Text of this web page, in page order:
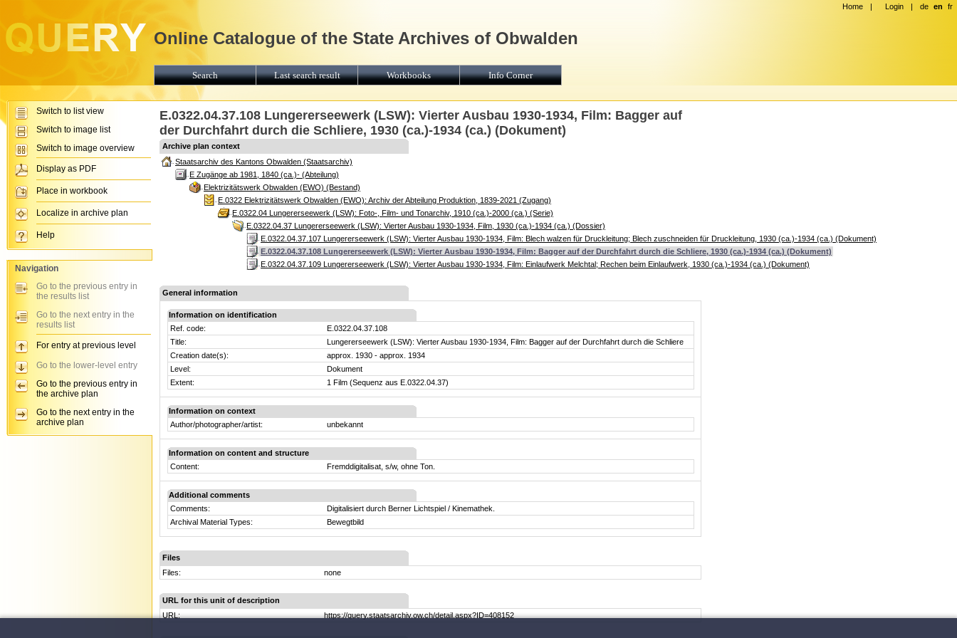
E.0322.04.37.108 Lungererseewerk (LSW): Vierter Ausbau 1930-1934, Film: Bagger auf
der Durchfahrt durch die Schliere, 1930 (ca.)-1934 (ca.) (Dokument)
Archive plan context
Staatsarchiv des Kantons Obwalden (Staatsarchiv)
E Zugänge ab 1981, 1840 (ca.)- (Abteilung)
Elektrizitätswerk Obwalden (EWO) (Bestand)
E.0322 Elektrizitätswerk Obwalden (EWO): Archiv der Abteilung Produktion, 1839-2021 (Zugang)
E.0322.04 Lungererseewerk (LSW): Foto-, Film- und Tonarchiv, 1910 (ca.)-2000 (ca.) (Serie)
E.0322.04.37 Lungererseewerk (LSW): Vierter Ausbau 1930-1934, Film, 1930 (ca.)-1934 (ca.) (Dossier)
E.0322.04.37.107 Lungererseewerk (LSW): Vierter Ausbau 1930-1934, Film: Blech walzen für Druckleitung; Blech zuschneiden für Druckleitung, 1930 (ca.)-1934 (ca.) (Dokument)
E.0322.04.37.108 Lungererseewerk (LSW): Vierter Ausbau 1930-1934, Film: Bagger auf der Durchfahrt durch die Schliere, 1930 (ca.)-1934 (ca.) (Dokument)
E.0322.04.37.109 Lungererseewerk (LSW): Vierter Ausbau 1930-1934, Film: Einlaufwerk Melchtal; Rechen beim Einlaufwerk, 1930 (ca.)-1934 (ca.) (Dokument)
General information
Information on identification
Ref. code:
E.0322.04.37.108
Title:
Lungererseewerk (LSW): Vierter Ausbau 1930-1934, Film: Bagger auf der Durchfahrt durch die Schliere
Creation date(s):
approx. 1930 - approx. 1934
Level:
Dokument
Extent:
1 Film (Sequenz aus E.0322.04.37)
Information on context
Author/photographer/artist:
unbekannt
Information on content and structure
Content:
Fremddigitalisat, s/w, ohne Ton.
Additional comments
Comments:
Digitalisiert durch Berner Lichtspiel / Kinemathek.
Archival Material Types:
Bewegtbild
Files
Files:
none
URL for this unit of description
URL:
https://query.staatsarchiv.ow.ch/detail.aspx?ID=408152
Home | Login | de en fr
Online Catalogue of the State Archives of Obwalden
Search Last search result Workbooks Info Corner
Switch to list view
Switch to image list
Switch to image overview
Display as PDF
Place in workbook
Localize in archive plan
Help
Navigation
Go to the previous entry in
the results list
Go to the next entry in the
results list
For entry at previous level
Go to the lower-level entry
Go to the previous entry in
the archive plan
Go to the next entry in the
archive plan